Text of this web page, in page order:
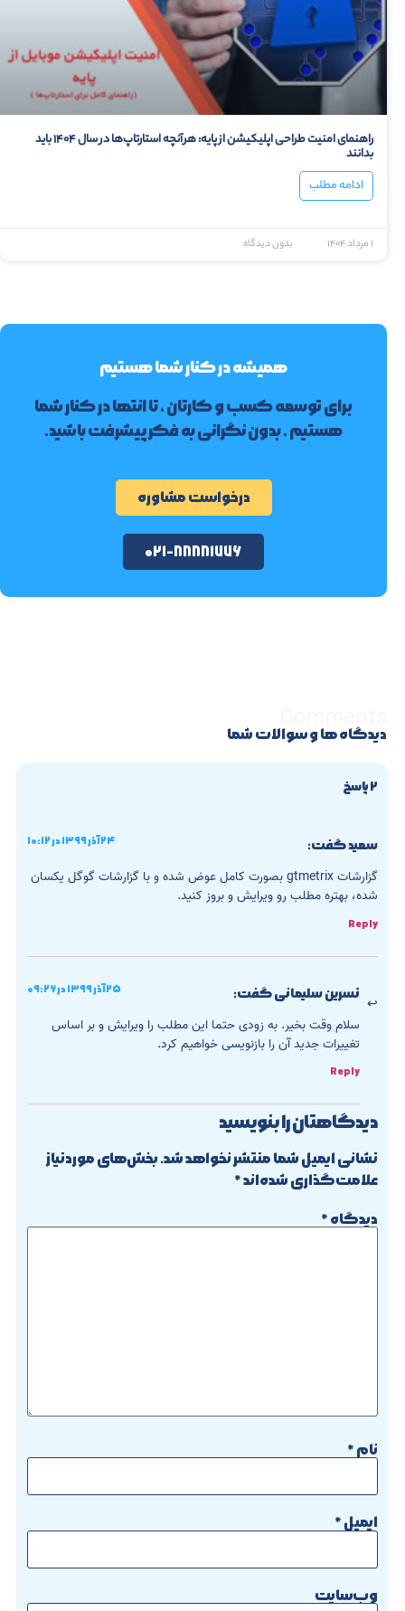
راهنمای امنیت طراحی اپلیکیشن از پایه: هرآنچه استارتاپ‌ها در سال ۱۴۰۴ باید
بدانند
ادامه مطلب
۱ مرداد ۱۴۰۴ بدون دیدگاه
همیشه در کنار شما هستیم
برای توسعه کسب و کارتان ، تا انتها در کنار شما
هستیم . بدون نگرانی به فکر پیشرفت باشید.
درخواست مشاوره
۰۲۱-۸۸۸۸۱۷۷۶
دیدگاه ها و سوالات شما
۲ پاسخ
سعیدگفت: ۲۴ آذر ۱۳۹۹ در ۱۰:۱۲
گزارشات gtmetrix بصورت کامل عوض شده و با گزارشات گوگل یکسان
شده، بهتره مطلب رو ویرایش و بروز کنید.
Reply
نسرین سلیمانیگفت: ۲۵ آذر ۱۳۹۹ در ۰۹:۲۶
سلام وقت بخیر. به زودی حتما این مطلب را ویرایش و بر اساس
تغییرات جدید آن را بازنویسی خواهیم کرد.
Reply
دیدگاهتان را بنویسید
نشانی ایمیل شما منتشر نخواهد شد.بخش‌های موردنیاز
علامت‌گذاری شده‌اند*
دیدگاه*
نام*
ایمیل*
وب‌سایت